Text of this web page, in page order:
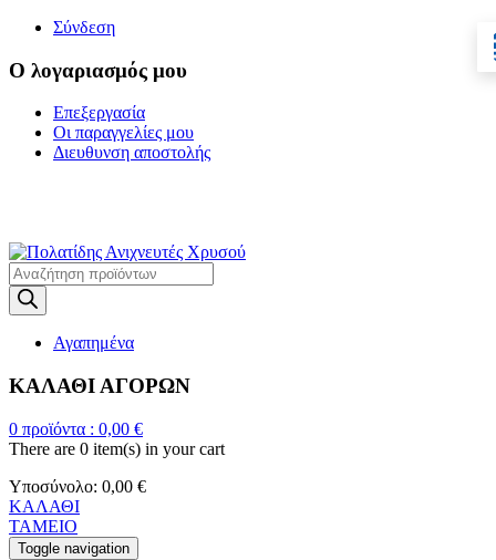
Σύνδεση
Ο λογαριασμός μου
Επεξεργασία
Οι παραγγελίες μου
Διευθυνση αποστολής
Products
search
Αγαπημένα
ΚΑΛΑΘΙ ΑΓΟΡΩΝ
0 προϊόντα : 0,00 €
There are 0 item(s) in your cart
Υποσύνολο: 0,00 €
ΚΑΛΑΘΙ
ΤΑΜΕΙΟ
Toggle navigation